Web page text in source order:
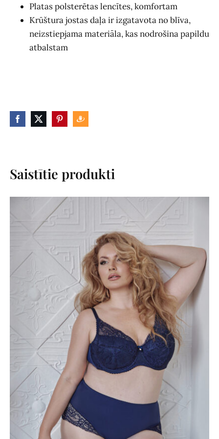
Platas polsterētas lencītes, komfortam
Krūštura jostas daļa ir izgatavota no blīva,
neizstiepjama materiāla, kas nodrošina papildu
atbalstam
Saistītie produkti